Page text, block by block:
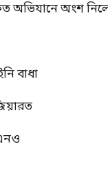
অভিযানে অংশ
বাধা